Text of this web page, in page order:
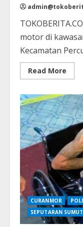
motor di
Kecamatan
Read More
more
di
Air
CURANMOR
SEPUTARAN SUMUT